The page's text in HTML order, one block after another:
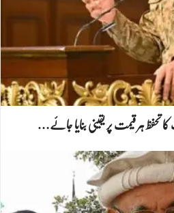
کا تحفظ ہر قیمت پر یقینی بنایا جائے…